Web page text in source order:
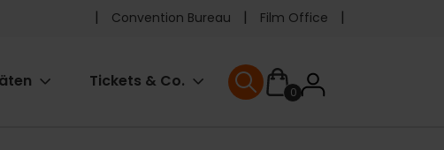
Pre
header
Convention Bureau Film Office
Tickets & Co.
0User
User menu